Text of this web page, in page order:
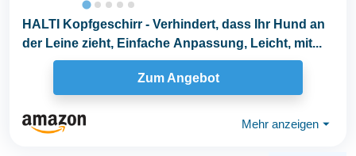
HALTI Kopfgeschirr - Verhindert, dass Ihr Hund an
der Leine zieht, Einfache Anpassung, Leicht, mit...
Zum Angebot
Mehr anzeigen ⏷